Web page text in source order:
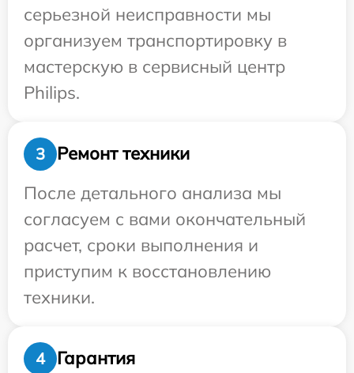
серьезной неисправности мы
организуем транспортировку в
мастерскую в сервисный центр
Philips.
3
Ремонт техники
После детального анализа мы
согласуем с вами окончательный
расчет, сроки выполнения и
приступим к восстановлению
техники.
4 Гарантия